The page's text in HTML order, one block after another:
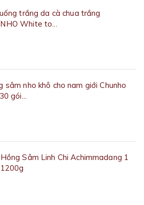
trắng da cà chua trắng
White to...
sâm nho khô cho nam giới Chunho
gói...
Sâm Linh Chi Achimmadang 1